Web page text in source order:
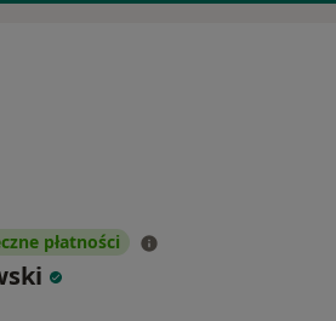
płatności